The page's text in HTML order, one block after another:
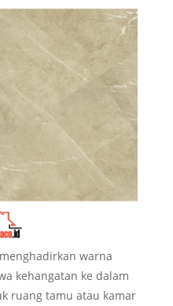
menghadirkan warna
kehangatan ke dalam
ruang tamu atau kamar